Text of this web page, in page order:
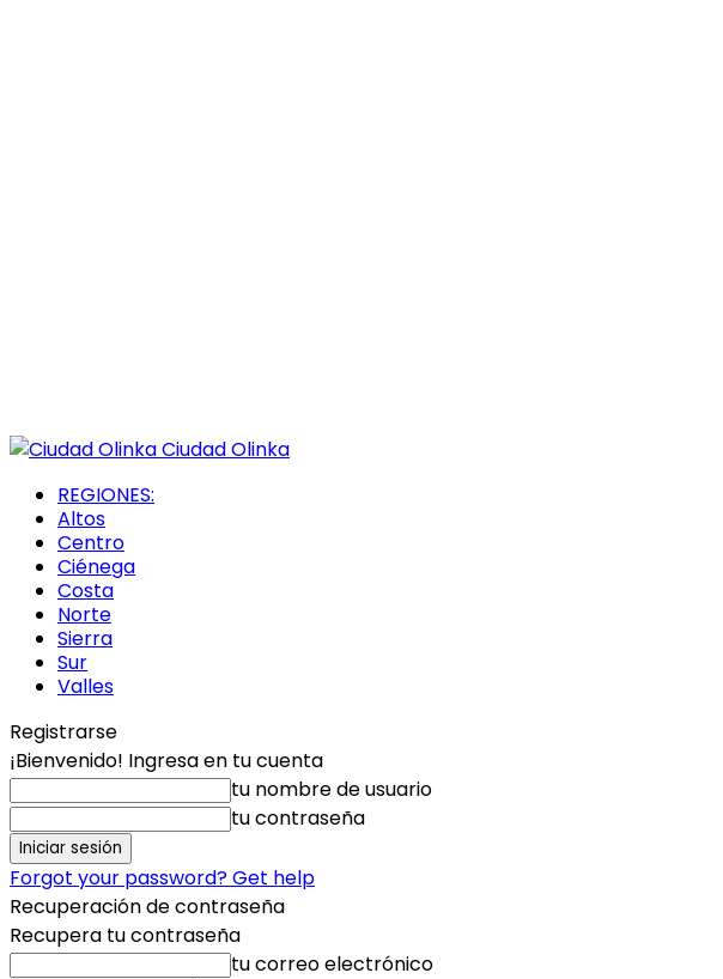
Ciudad Olinka
REGIONES:
Altos
Centro
Ciénega
Costa
Norte
Sierra
Sur
Valles
Registrarse
¡Bienvenido! Ingresa en tu cuenta
tu nombre de usuario
tu contraseña
Forgot your password? Get help
Recuperación de contraseña
Recupera tu contraseña
tu correo electrónico